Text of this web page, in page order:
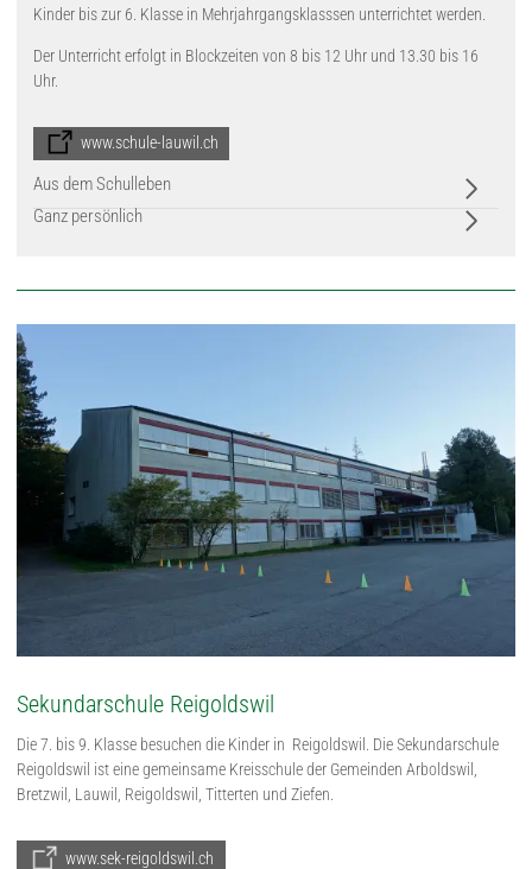
Kinder bis zur 6. Klasse in Mehrjahrgangsklasssen unterrichtet werden.
Der Unterricht erfolgt in Blockzeiten von 8 bis 12 Uhr und 13.30 bis 16
Uhr.
www.schule-lauwil.ch
Aus dem Schulleben
Ganz persönlich
Sekundarschule Reigoldswil
Die 7. bis 9. Klasse besuchen die Kinder in Reigoldswil. Die Sekundarschule
Reigoldswil ist eine gemeinsame Kreisschule der Gemeinden Arboldswil,
Bretzwil, Lauwil, Reigoldswil, Titterten und Ziefen.
www.sek-reigoldswil.ch